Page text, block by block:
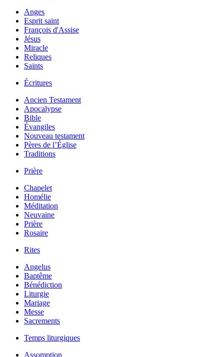
Anges
Esprit saint
François d'Assise
Jésus
Miracle
Reliques
Saints
Écritures
Ancien Testament
Apocalypse
Bible
Évangiles
Nouveau testament
Pères de l’Église
Traditions
Prière
Chapelet
Homélie
Méditation
Neuvaine
Prière
Rosaire
Rites
Angelus
Baptême
Bénédiction
Liturgie
Mariage
Messe
Sacrements
Temps liturgiques
Assomption